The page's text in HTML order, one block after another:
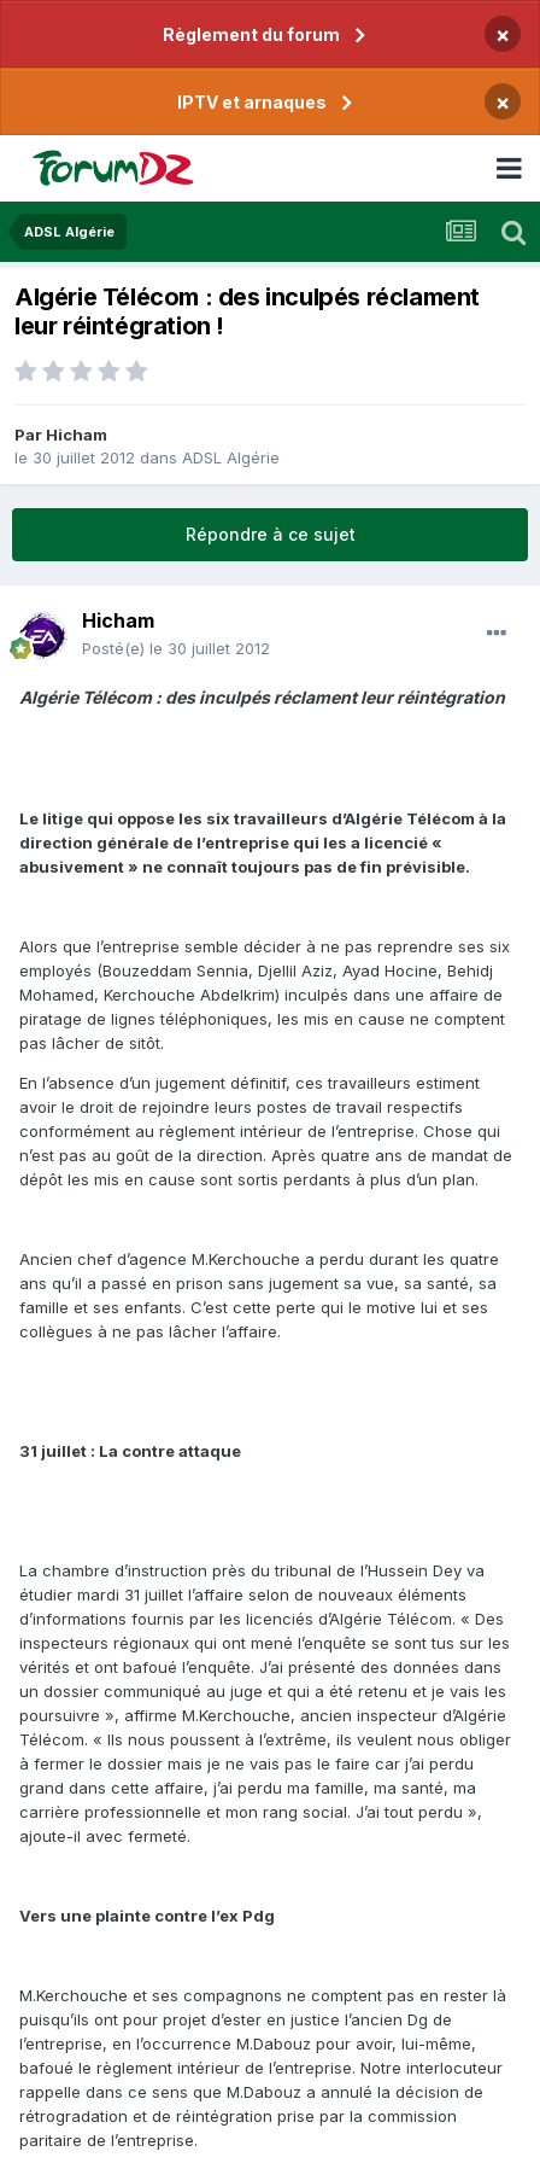
Règlement du forum ×
IPTV et arnaques ×
ADSL Algérie
Algérie Télécom : des inculpés réclament
leur réintégration !
Par Hicham
le 30 juillet 2012 dans ADSL Algérie
Répondre à ce sujet
Hicham
Posté(e) le 30 juillet 2012
Algérie Télécom : des inculpés réclament leur réintégration
Le litige qui oppose les six travailleurs d’Algérie Télécom à la
direction générale de l’entreprise qui les a licencié «
abusivement » ne connaît toujours pas de fin prévisible.
Alors que l’entreprise semble décider à ne pas reprendre ses six
employés (Bouzeddam Sennia, Djellil Aziz, Ayad Hocine, Behidj
Mohamed, Kerchouche Abdelkrim) inculpés dans une affaire de
piratage de lignes téléphoniques, les mis en cause ne comptent
pas lâcher de sitôt.
En l’absence d’un jugement définitif, ces travailleurs estiment
avoir le droit de rejoindre leurs postes de travail respectifs
conformément au règlement intérieur de l’entreprise. Chose qui
n’est pas au goût de la direction. Après quatre ans de mandat de
dépôt les mis en cause sont sortis perdants à plus d’un plan.
Ancien chef d’agence M.Kerchouche a perdu durant les quatre
ans qu’il a passé en prison sans jugement sa vue, sa santé, sa
famille et ses enfants. C’est cette perte qui le motive lui et ses
collègues à ne pas lâcher l’affaire.
31 juillet : La contre attaque
La chambre d’instruction près du tribunal de l’Hussein Dey va
étudier mardi 31 juillet l’affaire selon de nouveaux éléments
d’informations fournis par les licenciés d’Algérie Télécom. « Des
inspecteurs régionaux qui ont mené l’enquête se sont tus sur les
vérités et ont bafoué l’enquête. J’ai présenté des données dans
un dossier communiqué au juge et qui a été retenu et je vais les
poursuivre », affirme M.Kerchouche, ancien inspecteur d’Algérie
Télécom. « Ils nous poussent à l’extrême, ils veulent nous obliger
à fermer le dossier mais je ne vais pas le faire car j’ai perdu
grand dans cette affaire, j’ai perdu ma famille, ma santé, ma
carrière professionnelle et mon rang social. J’ai tout perdu »,
ajoute-il avec fermeté.
Vers une plainte contre l’ex Pdg
M.Kerchouche et ses compagnons ne comptent pas en rester là
puisqu’ils ont pour projet d’ester en justice l’ancien Dg de
l’entreprise, en l’occurrence M.Dabouz pour avoir, lui-même,
bafoué le règlement intérieur de l’entreprise. Notre interlocuteur
rappelle dans ce sens que M.Dabouz a annulé la décision de
rétrogradation et de réintégration prise par la commission
paritaire de l’entreprise.